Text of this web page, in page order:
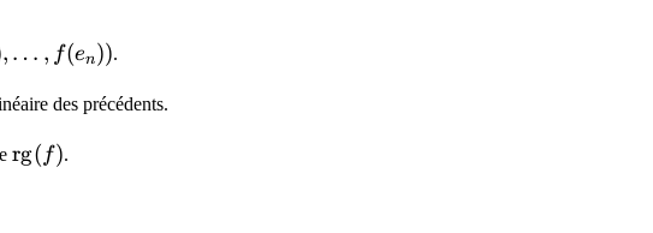
, … , f(en)).
des précédents.
\mathrm{rg}
rg( f).